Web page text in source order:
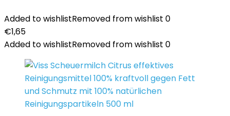
Added to wishlistRemoved from wishlist 0
€1,65
Added to wishlistRemoved from wishlist 0